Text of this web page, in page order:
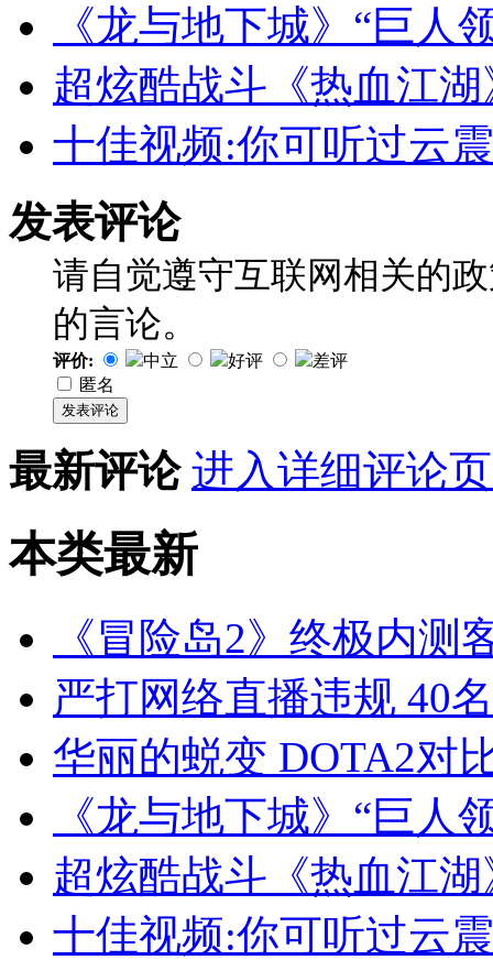
《龙与地下城》“巨人
超炫酷战斗《热血江
十佳视频:你可听过云
发表评论
请自觉遵守互联网相关的
的言论。
评价: 中立 好评
差评
匿名
发表评论
最新评论 进入详细评论
本类最新
《冒险岛2》终极内测
严打网络直播违规 40
华丽的蜕变 DOTA2对
《龙与地下城》“巨人
超炫酷战斗《热血江
十佳视频:你可听过云